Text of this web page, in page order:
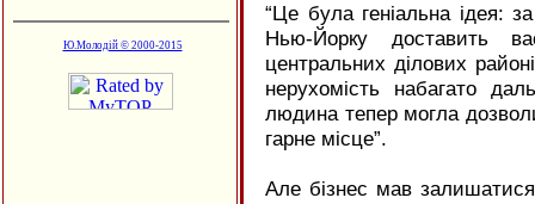
Ю.Молодій © 2000-2015
“Це була геніальна ідея:
Нью-Йорку доставить
центральних ділових
нерухомість набагато
людина тепер могла
гарне місце”.
Але бізнес мав